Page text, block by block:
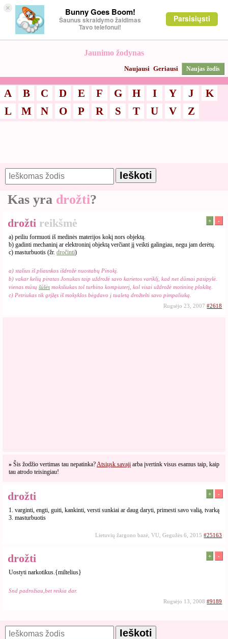
× Bunny Goes Boom!
Šaunus skraidymo žaidimas
Tavo telefonui!
Parsisiųsti
Jaunimo žodynas
Naujausi Geriausi Naujas žodis
A B C D E F G H I Y J
K
L
M N O P R S T U V Z
Kas yra drožti?
drožti reikšmė + -
a) peiliu formuoti iš medinės materijos kokį nors objektą.
b) gadinti mechaninį ar elektroninį objektą verčiant jį veikti galingiau, negu jam derėtų.
c) masturbuotis (žr. dročinti)
a) stalius iš pliauskos išdrožė nuostabų Pinokį.
b) vakar kelių piratas Jonukas taip uždrožė savo karietos variklį, kad net dūmai pasipylė.
vienas mūsų šūlės moksliukas tol turbino kompiuterį, kol visai uždrožė motininę plokštę.
c) Petriukas tik grįžęs iš mokyklos bėgdavo į tualetą drožtelti savo pimpaliuką.
Rugsėjo 23, 2007#2618
» Šis žodžio vertimas tau nepatinka?Atsiųsk savajį arba įvertink visus esamus taip, kaip
tau atrodo teisingiau!
drožti + -
1. varginti, engti, guiti, kankinti, versti sunkiai ar daug daryti, primesti savo valią, tvarką
3. masturbuotis
Lietuvių žargono bazė, VU, Gegužės 6, 2015#25163
drožti + -
Uostyti narkotikus.{miltelius}
Snd padrožiau,bet reikia dar.
Rugsėjo 13, 2008#9189